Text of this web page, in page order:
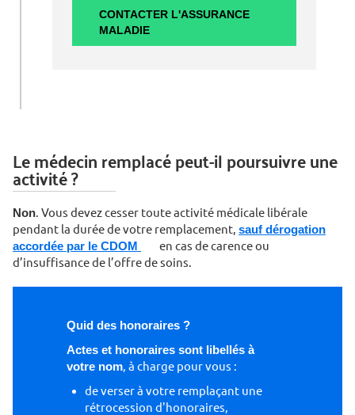
CONTACTER L'ASSURANCE
MALADIE
Le médecin remplacé peut-il poursuivre une
activité ?
Non. Vous devez cesser toute activité médicale libérale
pendant la durée de votre remplacement, sauf dérogation
accordée par le CDOM
en cas de carence ou
d’insuffisance de l’offre de soins.
Quid des honoraires ?
Actes et honoraires sont libellés à
votre nom, à charge pour vous :
de verser à votre remplaçant une
rétrocession d'honoraires,